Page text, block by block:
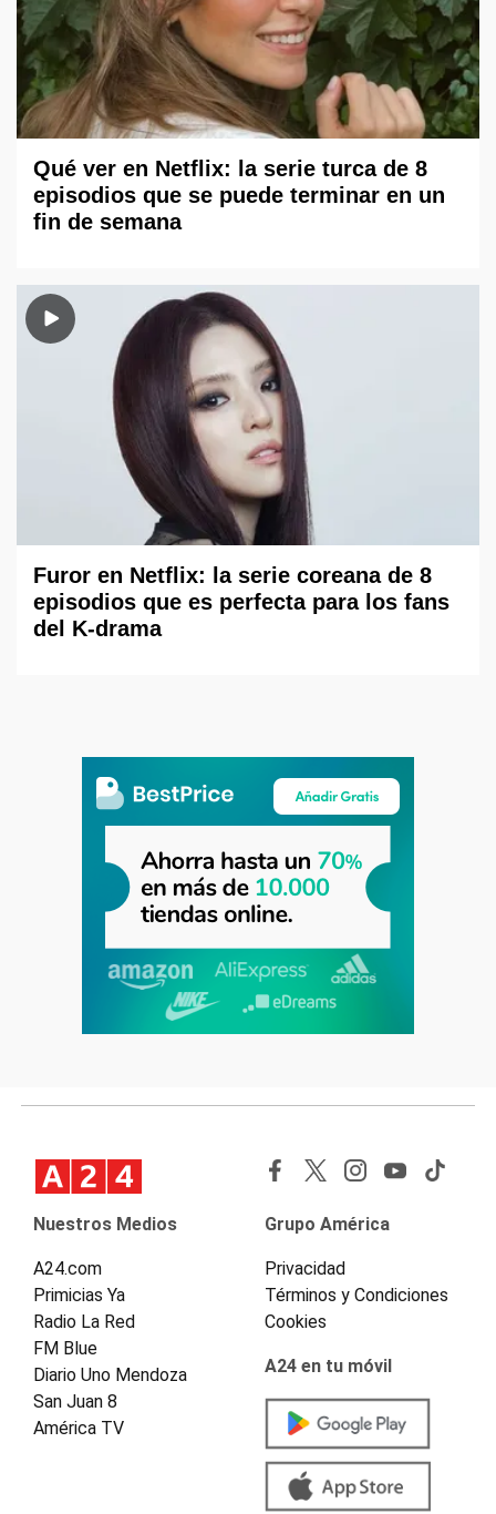
Qué ver en Netflix: la serie turca de 8
episodios que se puede terminar en un
fin de semana
Furor en Netflix: la serie coreana de 8
episodios que es perfecta para los fans
del K-drama
Nuestros Medios
A24.com
Primicias Ya
Radio La Red
FM Blue
Diario Uno Mendoza
San Juan 8
América TV
Grupo América
Privacidad
Términos y Condiciones
Cookies
A24 en tu móvil